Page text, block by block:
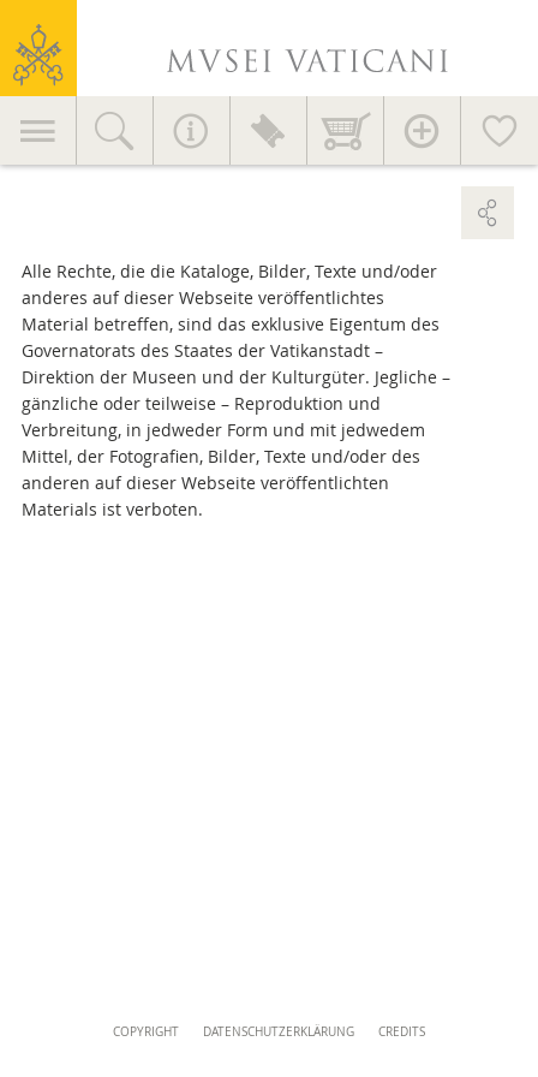
Vatikanische
Museen
Hauptnavigation
Dienstleistungen für die Besucher
Didaktik
EVENTS UND NEUES
Neues
MV in der Welt
Presseteil
WIE SIE UNS ERREICHEN >
Kontakte
Allgemeine Infos
+39 06 69883145
info.musei@scv.va
Accessoires > Dekoartikel >
Alle Rechte, die die Kataloge, Bilder, Texte und/oder
anderes auf dieser Webseite veröffentlichtes
Material betreffen, sind das exklusive Eigentum des
Governatorats des Staates der Vatikanstadt –
Direktion der Museen und der Kulturgüter. Jegliche –
gänzliche oder teilweise – Reproduktion und
Verbreitung, in jedweder Form und mit jedwedem
Mittel, der Fotografien, Bilder, Texte und/oder des
anderen auf dieser Webseite veröffentlichten
Materials ist verboten.
COPYRIGHT DATENSCHUTZERKLÄRUNG CREDITS